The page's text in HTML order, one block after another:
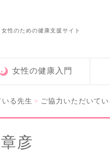
女性のための健康支援サイト
女性の健康入門
る先生 > ご協力いただいて
彦